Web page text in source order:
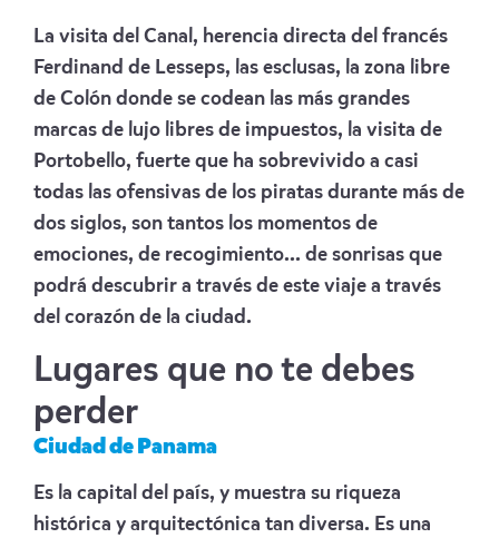
La visita del Canal, herencia directa del francés
Ferdinand de Lesseps, las esclusas, la zona libre
de Colón donde se codean las más grandes
marcas de lujo libres de impuestos, la visita de
Portobello, fuerte que ha sobrevivido a casi
todas las ofensivas de los piratas durante más de
dos siglos, son tantos los momentos de
emociones, de recogimiento... de sonrisas que
podrá descubrir a través de este viaje a través
del corazón de la ciudad.
Lugares que no te debes
perder
Ciudad de Panama
Es la capital del país, y muestra su riqueza
histórica y arquitectónica tan diversa. Es una